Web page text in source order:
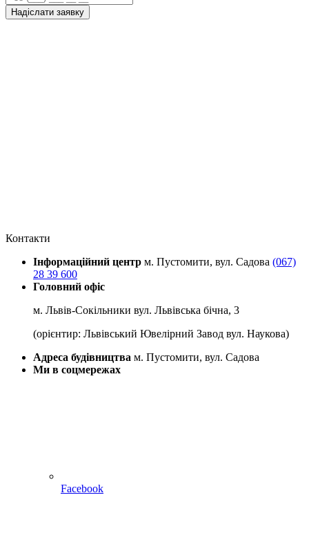
Надіслати заявку
Контакти
Інформаційний центр м. Пустомити, вул. Садова (067)
28 39 600
Головний офіс
м. Львів-Сокільники вул. Львівська бічна, 3
(орієнтир: Львівський Ювелірний Завод вул. Наукова)
Адреса будівництва м. Пустомити, вул. Садова
Ми в соцмережах
Facebook